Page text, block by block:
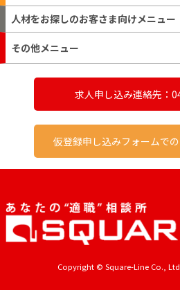
人材をお探しのお客さま向けメニュー
その他メニュー
求人申し込み連絡先：
仮登録申し込みフォームで
Copyright © Square-Line Co.,